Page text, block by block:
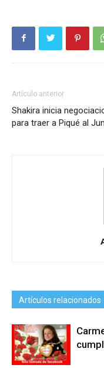
Artículo anterior
Shakira inicia
para traer a Piqué al
Artículos relacionados